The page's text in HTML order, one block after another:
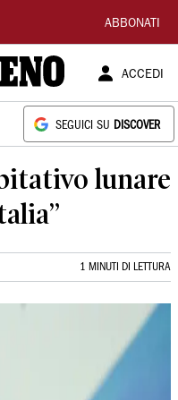
ABBONATI
ACCEDI
SEGUICI SU DISCOVER
lunare
1 MINUTI DI LETTURA